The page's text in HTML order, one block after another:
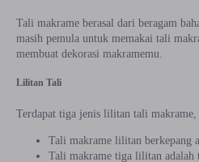
Tali makrame berasal dari beragam
masih pemula untuk memakai tali
membuat dekorasi makramemu.
Lilitan Tali
Terdapat tiga jenis lilitan tali
Tali makrame lilitan berkepang
Tali makrame tiga lilitan